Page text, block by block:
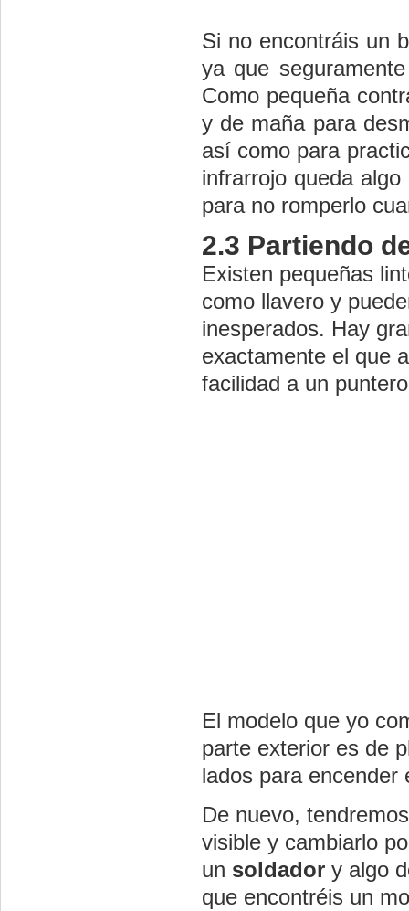
Si no encontráis un
ya que
Como pequeña
y de maña para
así como para
infrarrojo queda
para no romperlo
2.3 Partiendo
Existen pequeñas
como llavero y
inesperados. Hay
exactamente el que
facilidad a un
El modelo que yo
parte exterior es de
lados para encender
De nuevo,
visible y cambiarlo
un soldador y algo
que encontréis un